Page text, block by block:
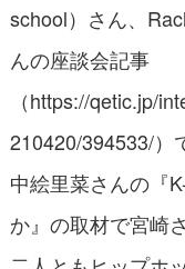
school）さん、
んの座談会記事
（https://qetic.jp/
210420/394533/）
中絵里菜さんの『
か』の取材で宮崎